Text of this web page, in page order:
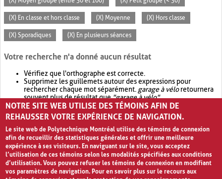
(X) En classe et hors classe (X) Moyenne (X) Hors classe
(X) Sporadiques (X) En plusieurs séances
Votre recherche n'a donné aucun résultat
Vérifiez que l'orthographe est correcte.
Supprimez les guillemets autour des expressions pour
rechercher chaque mot séparément. garage à véloretournera
souvent plus de résultat que"garage à vélo".
Envisagez d'élargir votre recherche avec OR.garage OR vélo
retournera souvent plus de résultat quegarage à vélo
NOTRE SITE WEB UTILISE DES TÉMOINS AFIN DE
REHAUSSER VOTRE EXPÉRIENCE DE NAVIGATION.
Le site web de Polytechnique Montréal utilise des témoins de connexion
afin de recueillir des statistiques générales et offrir une meilleure
expérience à ses visiteurs. En naviguant sur le site, vous acceptez
l’utilisation de ces témoins selon les modalités spécifiées aux conditions
d’utilisation. Vous pouvez refuser les témoins de connexion en modifiant
vos paramètres de navigation. Pour en savoir plus sur le recours aux